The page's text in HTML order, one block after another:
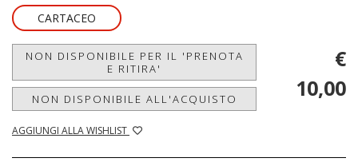
CARTACEO
NON DISPONIBILE PER IL 'PRENOTA
E RITIRA'
NON DISPONIBILE ALL'ACQUISTO
AGGIUNGI ALLA WISHLIST
€
10,00